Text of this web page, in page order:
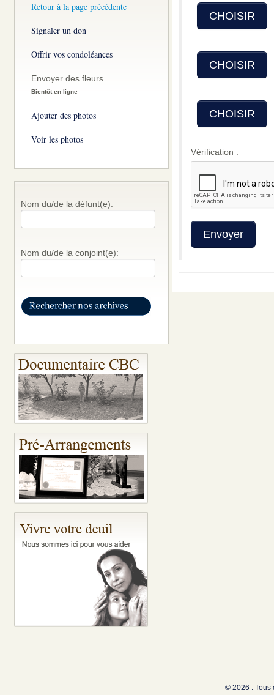
Retour à la page précédente
Signaler un don
Offrir vos condoléances
Envoyer des fleurs
Bientôt en ligne
Ajouter des photos
Voir les photos
Nom du/de la défunt(e):
Nom du/de la conjoint(e):
CHOISIR
CHOISIR
CHOISIR
Vérification :
© 2026 . Tous